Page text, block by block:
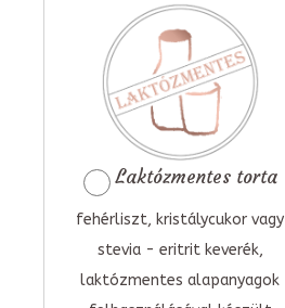
Laktózmentes torta
fehérliszt, kristálycukor vagy
stevia - eritrit keverék,
laktózmentes alapanyagok